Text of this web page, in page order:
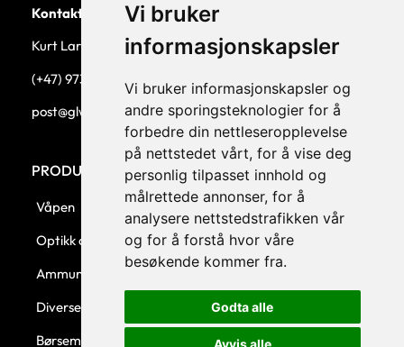
Vi bruker
informasjonskapsler
Vi bruker informasjonskapsler og
andre sporingsteknologier for å
forbedre din nettleseropplevelse
på nettstedet vårt, for å vise deg
personlig tilpasset innhold og
målrettede annonser, for å
analysere nettstedstrafikken vår
og for å forstå hvor våre
besøkende kommer fra.
Godta alle
Avvis alle
Kontaktperson
Kurt Larsen, daglig leder.
(+47) 973 33 332
post@glw.no
PRODUKTKATEGORIER
Våpen
Optikk og montasjer
Ammunisjon
Diverse
Børsemaker